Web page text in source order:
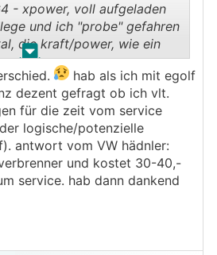
. .
- xpower, voll aufgeladen
und ich "probe" gefahren
die kraft/power, wie ein
hab als ich mit egolf
dezent gefragt ob ich vlt.
für die zeit vom service
logische/potenzielle
antwort vom VW hädnler:
und kostet 30-40,-
service. hab dann dankend